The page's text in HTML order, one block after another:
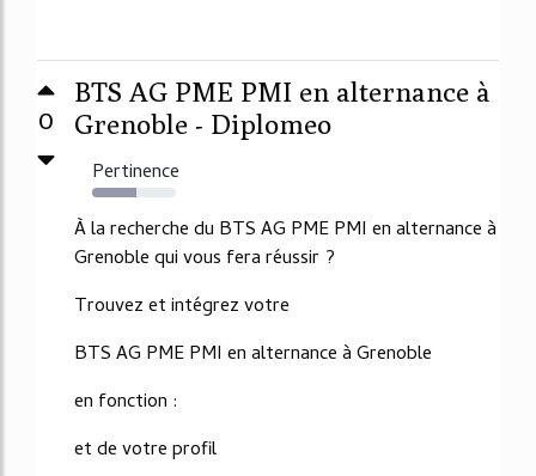
0
BTS AG PME PMI en alternance à
Grenoble - Diplomeo
Pertinence
53%
À la recherche du BTS AG PME PMI en alternance à
Grenoble qui vous fera réussir ?
Trouvez et intégrez votre
BTS AG PME PMI en alternance à Grenoble
en fonction :
et de votre profil